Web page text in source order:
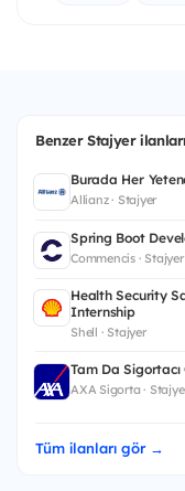
Benzer Stajyer ilanları
Burada Her
Allianz · Stajyer
Spring Boot
Commencis · Stajyer
Health Security
Internship
Shell · Stajyer
Tam Da
AXA Sigorta ·
Tüm ilanları gör →